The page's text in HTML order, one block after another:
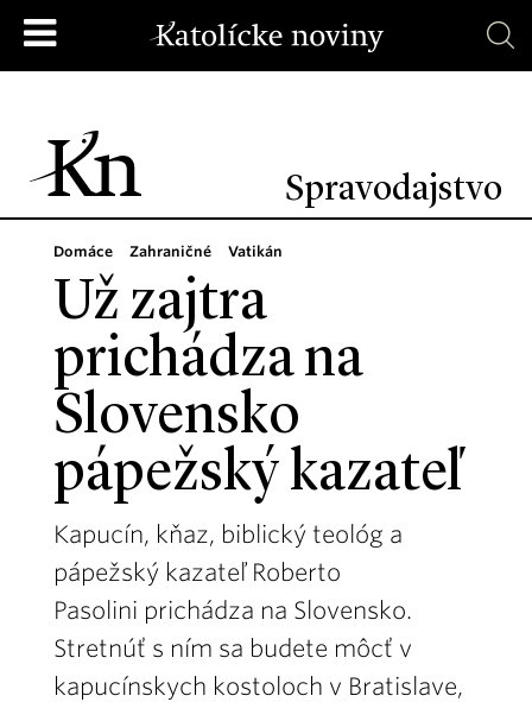
Spravodajstvo
Domáce Zahraničné Vatikán
Už zajtra
prichádza na
Slovensko
pápežský kazateľ
Kapucín, kňaz, biblický teológ a
pápežský kazateľ Roberto
Pasolini prichádza na Slovensko.
Stretnúť s ním sa budete môcť v
kapucínskych kostoloch v Bratislave,